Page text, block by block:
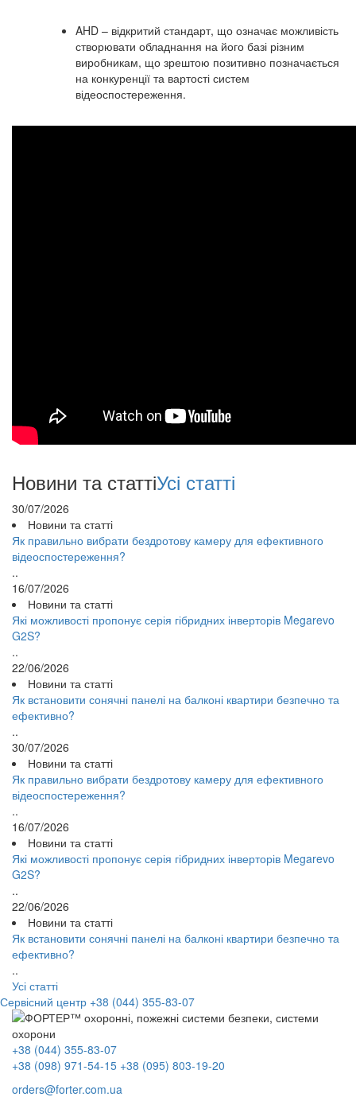
AHD – відкритий стандарт, що означає можливість
створювати обладнання на його базі різним
виробникам, що зрештою позитивно позначається
на конкуренції та вартості систем
відеоспостереження.
Новини та статтіУсі статті
30/07/2026
Новини та статті
Як правильно вибрати бездротову камеру для ефективного
відеоспостереження?
..
16/07/2026
Новини та статті
Які можливості пропонує серія гібридних інверторів Megarevo
G2S?
..
22/06/2026
Новини та статті
Як встановити сонячні панелі на балконі квартири безпечно та
ефективно?
..
30/07/2026
Новини та статті
Як правильно вибрати бездротову камеру для ефективного
відеоспостереження?
..
16/07/2026
Новини та статті
Які можливості пропонує серія гібридних інверторів Megarevo
G2S?
..
22/06/2026
Новини та статті
Як встановити сонячні панелі на балконі квартири безпечно та
ефективно?
..
Усі статті
Сервісний центр +38 (044) 355-83-07
+38 (044) 355-83-07
+38 (098) 971-54-15 +38 (095) 803-19-20
orders@forter.com.ua